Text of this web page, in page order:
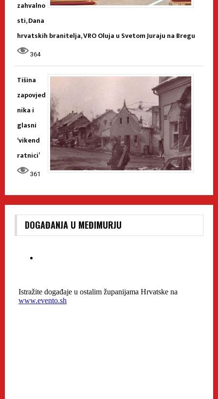
zahvalno
sti, Dana
hrvatskih branitelja, VRO Oluja u Svetom Juraju na Bregu
364
Tišina
zapovjed
nika i
glasni
‘vikend
ratnici’
361
DOGAĐANJA U MEĐIMURJU